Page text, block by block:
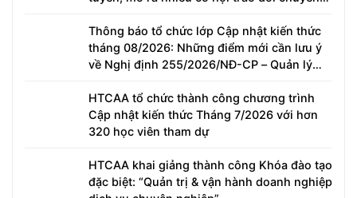
Thông báo tổ chức lớp Cập nhật kiến thức
tháng 08/2026: Những điểm mới cần lưu ý
về Nghị định 255/2026/NĐ-CP – Quản lý
kết
HTCAA tổ chức thành công chương trình
Cập nhật kiến thức Tháng 7/2026 với hơn
320 học viên tham dự
HTCAA khai giảng thành công Khóa đào tạo
đặc biệt: “Quản trị & vận hành doanh nghiệp